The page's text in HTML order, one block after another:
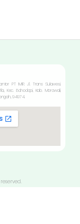
PT IMIP, Jl. Trans Sulawesi,
Kec. Bahodopi, Kab. Morowali,
94974.